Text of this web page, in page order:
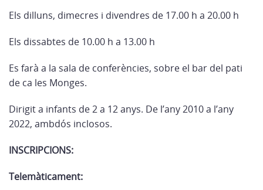
Els dilluns, dimecres i divendres de 17.00 h a 20.00 h
Els dissabtes de 10.00 h a 13.00 h
Es farà a la sala de conferències, sobre el bar del pati
de ca les Monges.
Dirigit a infants de 2 a 12 anys. De l’any 2010 a l’any
2022, ambdós inclosos.
INSCRIPCIONS:
Telemàticament: